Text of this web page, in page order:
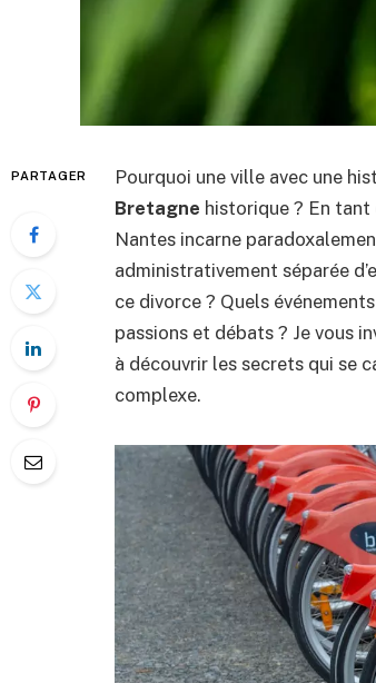
PARTAGER Pourquoi une ville avec une
Bretagne historique ? En tant
Nantes incarne
administrativement séparée
ce divorce ? Quels
passions et débats ? Je vous
à découvrir les secrets qui se
complexe.